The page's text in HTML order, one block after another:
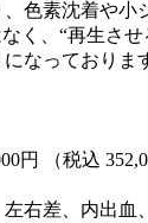
色素沈着や小
く、“再生させ
なっておりま
円
（税込
右差、内出血